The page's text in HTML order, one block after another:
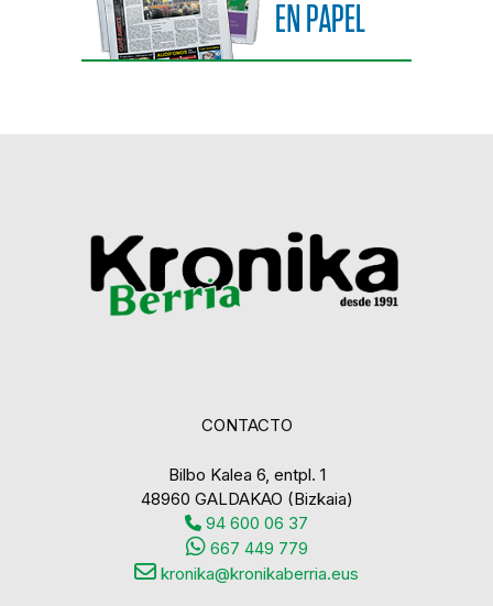
CONTACTO
Bilbo Kalea 6, entpl. 1
48960 GALDAKAO (Bizkaia)
94 600 06 37
667 449 779
kronika@kronikaberria.eus